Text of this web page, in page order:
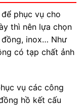
phục vụ cho
thì nên lựa chọn
inox… Như
có tạp chất ảnh
vụ các công
hồ kết cấu